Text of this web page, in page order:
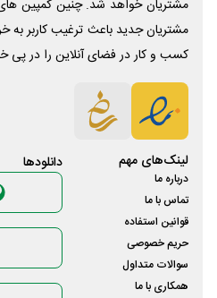
مشتریان خواهد شد. چنین کمپین
مشتریان جدید باعث ترغیب کاربر
کسب و کار در فضای آنلاین را در
لینک‌های مهم
درباره ما
تماس با ما
قوانین استفاده
حریم خصوصی
سوالات متداول
همکاری با ما
دانلود‌ها